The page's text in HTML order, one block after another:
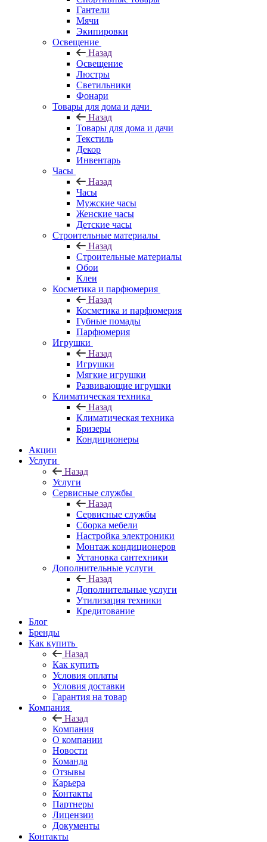
Гантели
Мячи
Экипировки
Освещение
Назад
Освещение
Люстры
Светильники
Фонари
Товары для дома и дачи
Назад
Товары для дома и дачи
Текстиль
Декор
Инвентарь
Часы
Назад
Часы
Мужские часы
Женские часы
Детские часы
Строительные материалы
Назад
Строительные материалы
Обои
Клеи
Косметика и парфюмерия
Назад
Косметика и парфюмерия
Губные помады
Парфюмерия
Игрушки
Назад
Игрушки
Мягкие игрушки
Развивающие игрушки
Климатическая техника
Назад
Климатическая техника
Бризеры
Кондиционеры
Акции
Услуги
Назад
Услуги
Сервисные службы
Назад
Сервисные службы
Сборка мебели
Настройка электроники
Монтаж кондиционеров
Установка сантехники
Дополнительные услуги
Назад
Дополнительные услуги
Утилизация техники
Кредитование
Блог
Бренды
Как купить
Назад
Как купить
Условия оплаты
Условия доставки
Гарантия на товар
Компания
Назад
Компания
О компании
Новости
Команда
Отзывы
Карьера
Контакты
Партнеры
Лицензии
Документы
Контакты